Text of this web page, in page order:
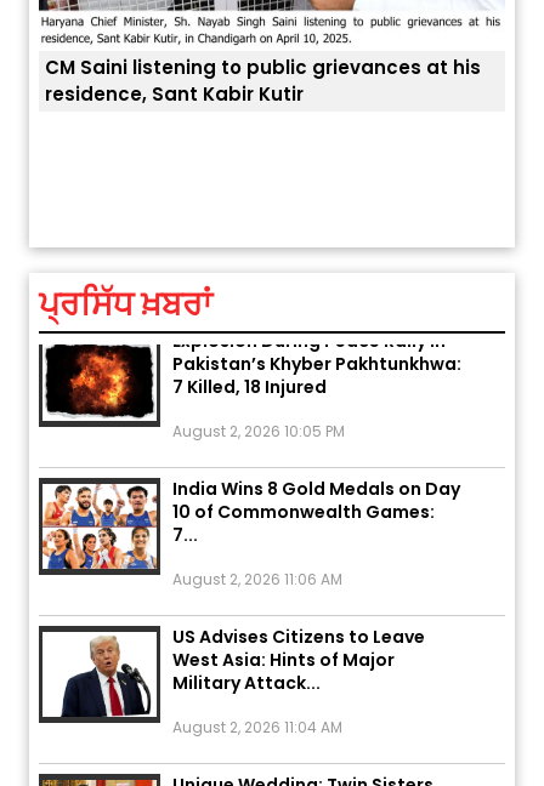
CM Saini listening to public grievances at his
residence, Sant Kabir Kutir
ਪ੍ਰਸਿੱਧ ਖ਼ਬਰਾਂExplosion During Peace Rally in
Pakistan’s Khyber Pakhtunkhwa:
7 Killed, 18 Injured
India Wins 8 Gold Medals on Day
10 of Commonwealth Games:
7...
US Advises Citizens to Leave
West Asia: Hints of Major
Military Attack...
Unique Wedding: Twin Sisters